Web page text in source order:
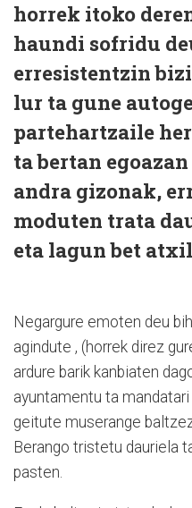
horrek itoko
haundi sofridu
erresistentzin
lur ta gune
partehartzaile
ta bertan
andra gizonak,
moduten trata
eta lagun bet
Negargure emoten deu
agindute , (horrek direz
ardure barik kanbiaten
ayuntamentu ta
geitute muserange
Berango tristetu dauriela
pasten.